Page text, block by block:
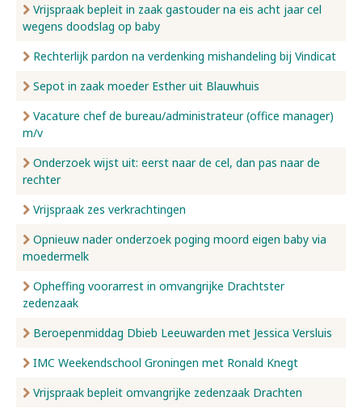
Vrijspraak bepleit in zaak gastouder na eis acht jaar cel
wegens doodslag op baby
Rechterlijk pardon na verdenking mishandeling bij Vindicat
Sepot in zaak moeder Esther uit Blauwhuis
Vacature chef de bureau/administrateur (office manager)
m/v
Onderzoek wijst uit: eerst naar de cel, dan pas naar de
rechter
Vrijspraak zes verkrachtingen
Opnieuw nader onderzoek poging moord eigen baby via
moedermelk
Opheffing voorarrest in omvangrijke Drachtster
zedenzaak
Beroepenmiddag Dbieb Leeuwarden met Jessica Versluis
IMC Weekendschool Groningen met Ronald Knegt
Vrijspraak bepleit omvangrijke zedenzaak Drachten